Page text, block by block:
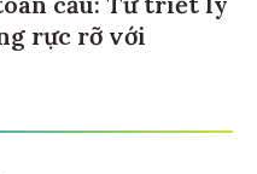
rực rỡ với